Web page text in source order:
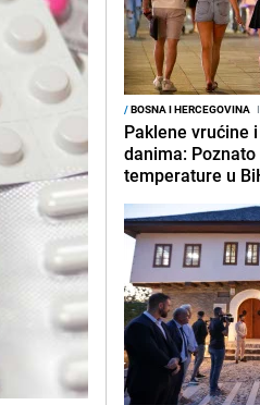
/BOSNA I HERCEGOVINA I
Paklene vrućine
danima:
temperature u